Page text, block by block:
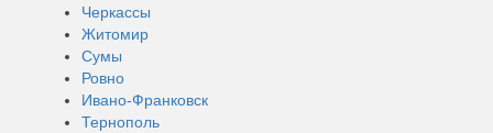
Черкассы
Житомир
Сумы
Ровно
Ивано-Франковск
Тернополь